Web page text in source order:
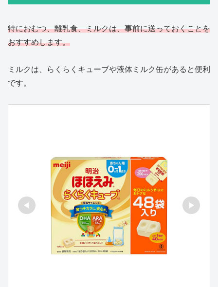
特におむつ、離乳食、ミルクは、事前に送っておくことを
おすすめします。
ミルクは、らくらくキューブや液体ミルク缶があると便利
です。